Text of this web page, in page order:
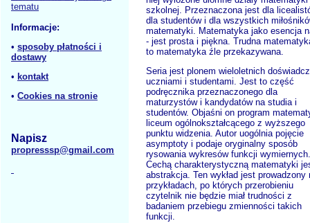
tematu
Informacje:
• sposoby płatności i
dostawy
• kontakt
• Cookies na stronie
Napisz
propresssp@gmail.com
szkolnej. Przeznaczona jest dla
dla studentów i dla wszystkich
matematyki. Matematyka jako esencja
- jest prosta i piękna. Trudna
to matematyka źle przekazywana.
Seria jest plonem wieloletnich
uczniami i studentami. Jest to część
podręcznika przeznaczonego dla
maturzystów i kandydatów na studia i
studentów. Objaśni on program
liceum ogólnokształcącego z wyższego
punktu widzenia. Autor uogólnia pojęcie
asymptoty i podaje oryginalny sposób
rysowania wykresów funkcji wymiernych.
Cechą charakterystyczną matematyki
abstrakcja. Ten wykład jest prowadzony
przykładach, po których przerobieniu
czytelnik nie będzie miał trudności z
badaniem przebiegu zmienności takich
funkcji.